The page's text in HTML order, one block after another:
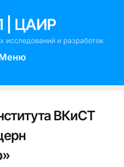
| ЦАИР
исследований и разработок
ВКиСТ